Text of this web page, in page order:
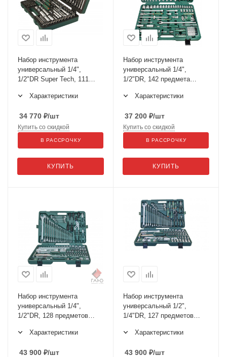
Набор инструмента
универсальный 1/4",
1/2"DR Super Tech, 111
Характеристики
34 770 ₽/шт
КУПИТЬ
Купить со скидкой
В РАССРОЧКУ
Набор инструмента
универсальный 1/4",
1/2"DR, 142 предмета
Характеристики
37 200 ₽/шт
КУПИТЬ
Купить со скидкой
В РАССРОЧКУ
Набор инструмента
универсальный 1/4",
1/2"DR, 128 предметов
Характеристики
43 900 ₽/шт
Набор инструмента
универсальный 1/2",
1/4"DR, 127 предметов
Характеристики
43 900 ₽/шт